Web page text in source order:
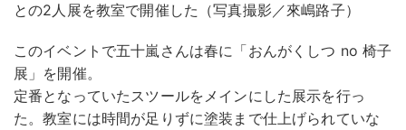
との2人展を教室で開催した（写真撮影／來嶋路子）
このイベントで五十嵐さんは春に「おんがくしつ no 椅子
展」を開催。
定番となっていたスツールをメインにした展示を行っ
た。教室には時間が足りずに塗装まで仕上げられていな